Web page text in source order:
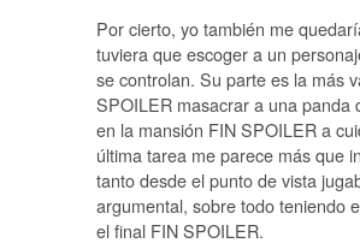
Por cierto, yo también me
tuviera que escoger a un
se controlan. Su parte es la más
SPOILER masacrar a una panda
en la mansión FIN SPOILER a
última tarea me parece más que
tanto desde el punto de vista
argumental, sobre todo teniendo
el final FIN SPOILER.